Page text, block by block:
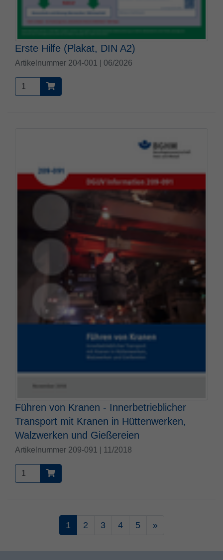
Erste Hilfe (Plakat, DIN A2)
Artikelnummer 204-001 | 06/2026
Führen von Kranen - Innerbetrieblicher
Transport mit Kranen in Hüttenwerken,
Walzwerken und Gießereien
Artikelnummer 209-091 | 11/2018
1 2 3 4 5 »